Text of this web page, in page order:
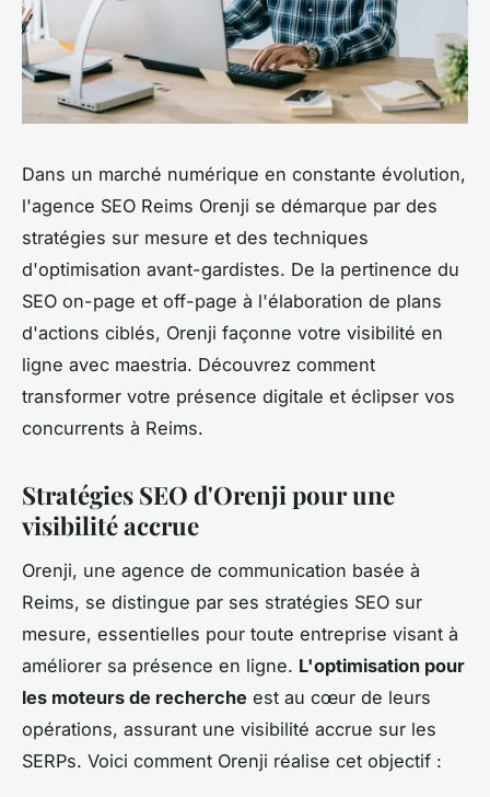
Dans un marché numérique en constante évolution,
l'agence SEO Reims Orenji se démarque par des
stratégies sur mesure et des techniques
d'optimisation avant-gardistes. De la pertinence du
SEO on-page et off-page à l'élaboration de plans
d'actions ciblés, Orenji façonne votre visibilité en
ligne avec maestria. Découvrez comment
transformer votre présence digitale et éclipser vos
concurrents à Reims.
Stratégies SEO d'Orenji pour une
visibilité accrue
Orenji, une agence de communication basée à
Reims, se distingue par ses stratégies SEO sur
mesure, essentielles pour toute entreprise visant à
améliorer sa présence en ligne. L'optimisation pour
les moteurs de recherche est au cœur de leurs
opérations, assurant une visibilité accrue sur les
SERPs. Voici comment Orenji réalise cet objectif :